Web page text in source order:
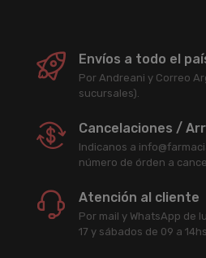
Envíos a todo el
Por Andreani y Correo
sucursales).
Cancelaciones /
Indicanos a
número de órden a
Atención al cliente
Por mail y WhatsApp de
17 y sábados de 09 a